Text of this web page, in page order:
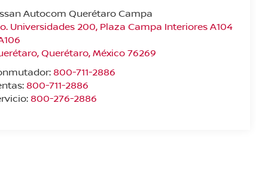
Autocom Querétaro Campa
Universidades 200, Plaza Campa Interiores A104
,Querétaro, México76269
800-711-2886
800-711-2886
800-276-2886